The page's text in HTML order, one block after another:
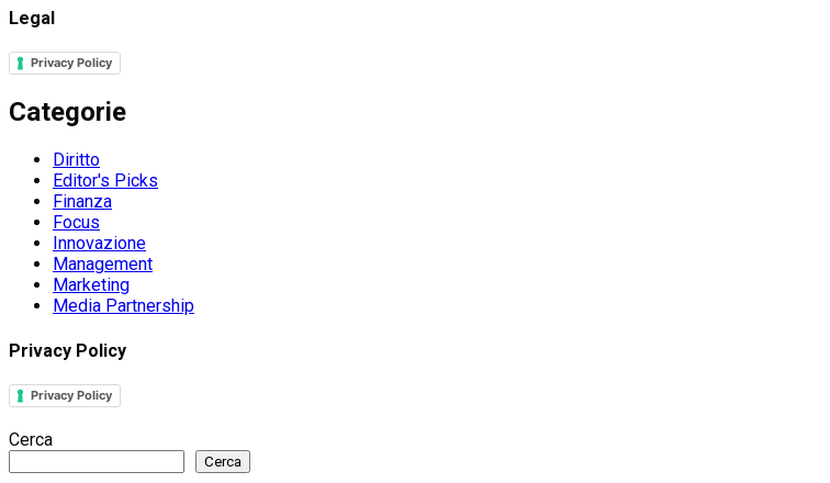
Legal
Privacy Policy
Categorie
Diritto
Editor's Picks
Finanza
Focus
Innovazione
Management
Marketing
Media Partnership
Privacy Policy
Privacy Policy
Cerca
Cerca